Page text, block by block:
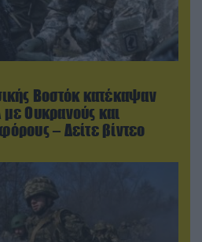
Βοστόκ κατέκαψαν
Ουκρανούς και
– Δείτε βίντεο